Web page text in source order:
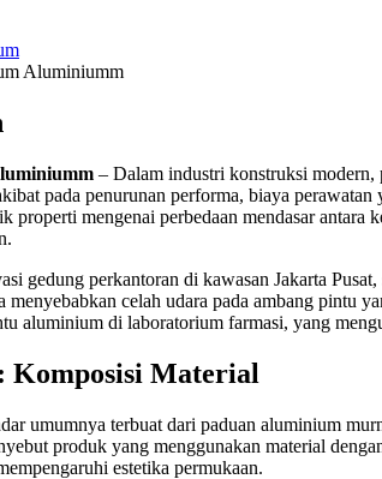
Aluminiumm
– Dalam industri konstruksi modern,
pada penurunan performa, biaya
properti mengenai perbedaan mendasar
gedung perkantoran di kawasan Jakarta
menyebabkan celah udara pada ambang pintu
aluminium di laboratorium farmasi, yang
Komposisi Material
umumnya terbuat dari paduan aluminium
produk yang menggunakan material
estetika permukaan.